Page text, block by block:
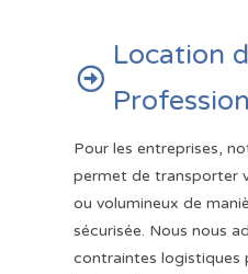

Location
Pour les entreprises,
permet de transporter
ou volumineux de
sécurisée. Nous nous
contraintes logistiques